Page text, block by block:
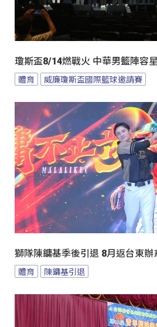
瓊斯盃8/14燃戰火 中華男籃陣容
體育 威廉瓊斯盃國際籃球邀請賽
獅隊陳鏞基季後引退 8月返台東辦
體育 陳鏞基引退